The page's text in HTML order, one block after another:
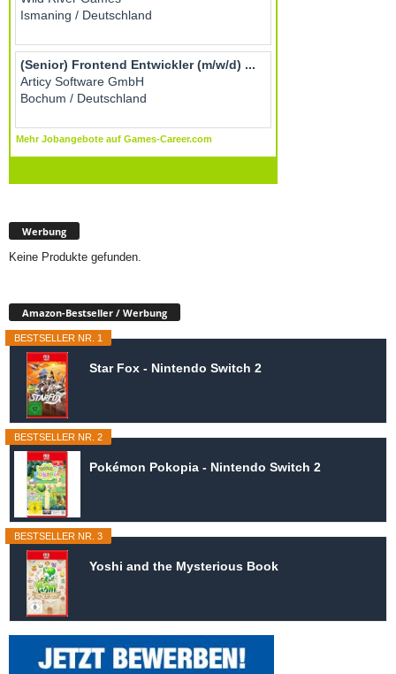
Werbung
Keine Produkte gefunden.
Amazon-Bestseller / Werbung
BESTSELLER NR. 1
Star Fox - Nintendo Switch 2
BESTSELLER NR. 2
Pokémon Pokopia - Nintendo Switch 2
BESTSELLER NR. 3
Yoshi and the Mysterious Book